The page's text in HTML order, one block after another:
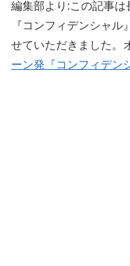
編集部より:この記事
『コンフィデンシャ
せていただきました。
ーン発『コンフィデン